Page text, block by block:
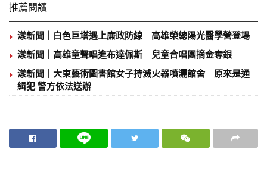
推薦閱讀
漾新聞｜白色巨塔遇上廉政防線 高雄榮總陽光醫學營登場
漾新聞｜高雄童聲唱進布達佩斯 兒童合唱團摘金奪銀
漾新聞｜大東藝術圖書館女子持滅火器噴灑館舍 原來是通
緝犯 警方依法送辦